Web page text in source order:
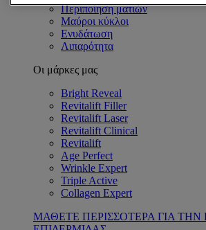
Περιποίηση ματιών
Μαύροι κύκλοι
Ενυδάτωση
Λιπαρότητα
Οι μάρκες μας
Bright Reveal
Revitalift Filler
Revitalift Laser
Revitalift Clinical
Revitalift
Age Perfect
Wrinkle Expert
Triple Active
Collagen Expert
ΜΑΘΕΤΕ ΠΕΡΙΣΣΟΤΕΡΑ ΓΙΑ ΤΗΝ